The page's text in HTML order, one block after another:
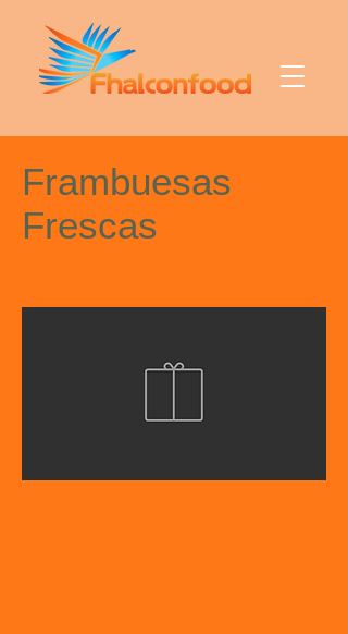
Frambuesas
Frescas